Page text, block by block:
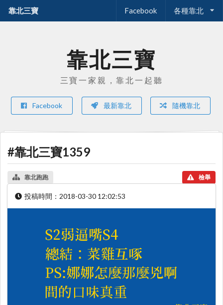
靠北三寶 Facebook 各種靠北
靠北三寶
三寶一家親，靠北一起聽
Facebook 最新靠北 隨機靠北
#靠北三寶1359
靠北跑跑 檢舉
投稿時間： 2018-03-30 12:02:53